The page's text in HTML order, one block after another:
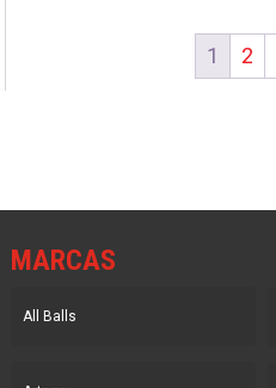
1 2
MARCAS
All Balls